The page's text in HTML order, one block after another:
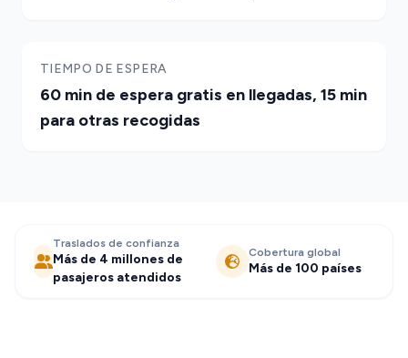
TIEMPO DE ESPERA
60 min de espera gratis en llegadas, 15 min
para otras recogidas
Traslados de confianza
Más de 4 millones de
pasajeros atendidos
Cobertura global
Más de 100 países